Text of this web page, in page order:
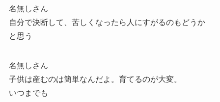
名無しさん
自分で決断して、苦しくなったら人にすがるのもどうか
と思う
名無しさん
子供は産むのは簡単なんだよ。育てるのが大変。
いつまでも